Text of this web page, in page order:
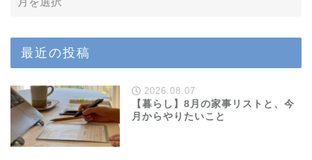
最近の投稿
2026.08.07
【暮らし】8月の家事リストと、今
月からやりたいこと